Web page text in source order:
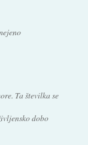
Ta številka se
dobo